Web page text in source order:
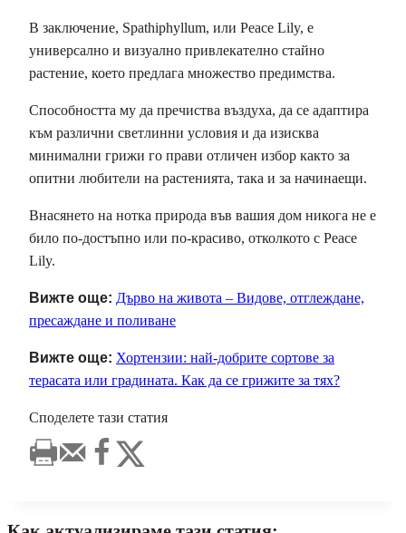
В заключение, Spathiphyllum, или Peace Lily, е
универсално и визуално привлекателно стайно
растение, което предлага множество предимства.
Способността му да пречиства въздуха, да се адаптира
към различни светлинни условия и да изисква
минимални грижи го прави отличен избор както за
опитни любители на растенията, така и за начинаещи.
Внасянето на нотка природа във вашия дом никога не е
било по-достъпно или по-красиво, отколкото с Peace
Lily.
Вижте още: Дърво на живота – Видове, отглеждане,
пресаждане и поливане
Вижте още: Хортензии: най-добрите сортове за
терасата или градината. Как да се грижите за тях?
Споделете тази статия